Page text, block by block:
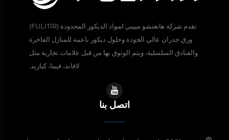
تقدم شركة هانغتشو مييبي لمواد الديكور المحدودة (FULITIR)
ورق جدران عالي الجودة وحلول ديكور ناعمة للمنازل الفاخرة
والفنادق السلسلية، ويتم الوثوق بها من قبل علامات تجارية مثل
لافاند، فيينا، كياريد.
اتصل بنا